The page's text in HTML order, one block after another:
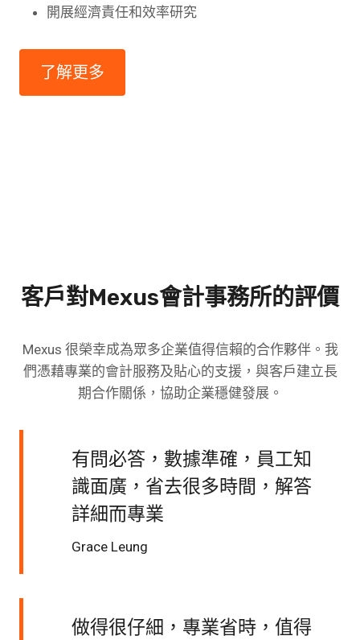
開展經濟責任和效率研究
了解更多
客戶對Mexus會計事務所的評價
Mexus 很榮幸成為眾多企業值得信賴的合作夥伴。我
們憑藉專業的會計服務及貼心的支援，與客戶建立長
期合作關係，協助企業穩健發展。
有問必答，數據準確，員工知
識面廣，省去很多時間，解答
詳細而專業
Grace Leung
做得很仔細，專業省時，值得